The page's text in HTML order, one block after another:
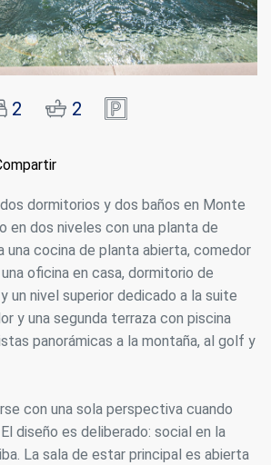
2 2
dormitorios y dos baños en Monte
en dos niveles con una planta de
una cocina de planta abierta, comedor
oficina en casa, dormitorio de
un nivel superior dedicado a la suite
y una segunda terraza con piscina
panorámicas a la montaña, al golf y
con una sola perspectiva cuando
diseño es deliberado: social en la
La sala de estar principal es abierta